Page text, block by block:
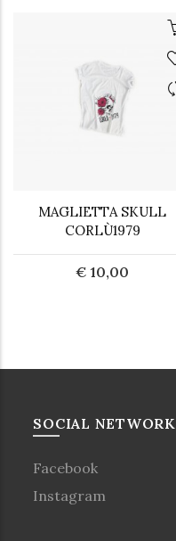
MAGLIETTA SKULL
CORLÙ1979
€ 10,00
SOCIAL NETWORK
Facebook
Instagram